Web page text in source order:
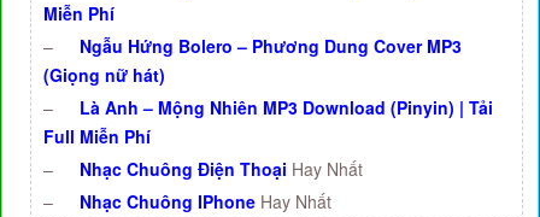
Miễn Phí
–
Ngẫu Hứng Bolero – Phương Dung Cover MP3
(Giọng nữ hát)
–
Là Anh – Mộng Nhiên MP3 Download (Pinyin) | Tải
Full Miễn Phí
–
Nhạc Chuông Điện Thoại Hay Nhất
–
Nhạc Chuông IPhone Hay Nhất